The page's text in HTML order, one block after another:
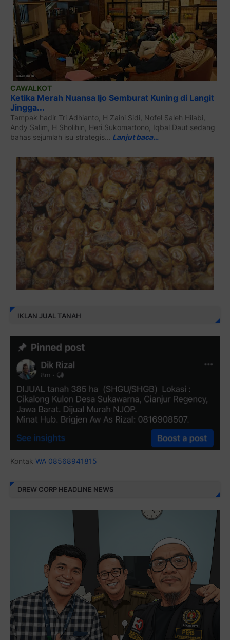
CAWALKOT
Ketika Merah Nuansa Ijo Semburat Kuning di Langit
Jingga...
Tampak hadir Tri Adhianto, H Zaini Sidi, Nofel Saleh Hilabi,
Andy Salim, H Sholihin, Heri Sukomartono, Iqbal Daut sedang
bahas sejumlah isu strategis...
Lanjut baca…
IKLAN JUAL TANAH
Kontak WA 08568941815
DREW CORP HEADLINE NEWS